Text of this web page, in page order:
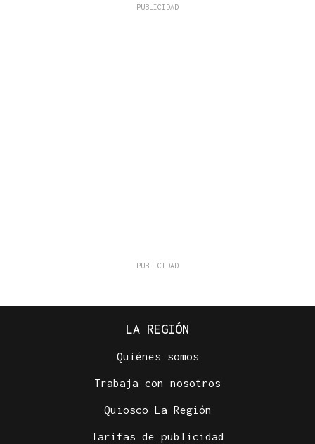
LA REGIÓN
Quiénes somos
Trabaja con nosotros
Quiosco La Región
Tarifas de publicidad